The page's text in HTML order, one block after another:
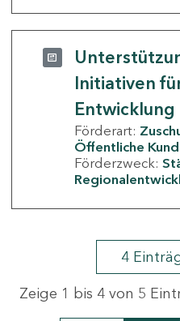
Initiativen
Entwicklung
Förderart:
Öffentliche
Förderzweck:
4
Zeige 1 bis 4 von 5